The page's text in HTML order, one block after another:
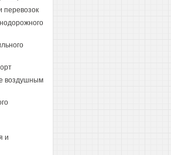
перевозок
воздушным
и